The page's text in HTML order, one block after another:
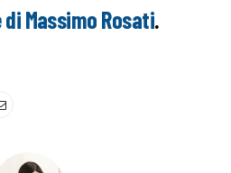
di Massimo Rosati.